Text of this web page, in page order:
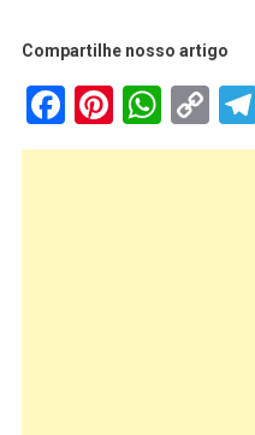
Compartilhe nosso artigo
Facebook